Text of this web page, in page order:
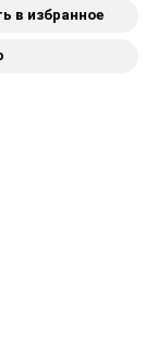
в избранное